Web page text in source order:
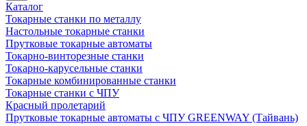
Каталог
Токарные станки по металлу
Настольные токарные станки
Прутковые токарные автоматы
Токарно-винторезные станки
Токарно-карусельные станки
Токарные комбинированные станки
Токарные станки с ЧПУ
Красный пролетарий
Прутковые токарные автоматы с ЧПУ GREENWAY (Тайвань)